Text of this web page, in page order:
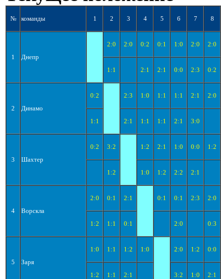
№ команды 1 2 3 4 5 6 7 8
1 Днепр
2:0 2:0 0:2 0:1 1:0 2:0 2:0
1:1 2:1 2:1 0:0 2:3 0:2
2 Динамо
0:2 2:3 1:0 1:1 1:1 2:1 2:0
1:1 2:1 1:1 1:1 2:1 3:0
3 Шахтер
0:2 3:2 1:2 2:1 1:0 0:0 1:2
1:2 1:0 1:2 2:2 2:1
4 Ворскла
2:0 0:1 2:1 0:1 0:1 2:3 2:0
1:2 1:1 0:1 2:0 0:3
5 Заря
1:0 1:1 1:2 1:0 2:0 1:2 0:0
1:2 1:1 2:1 3:2 1:0 2:1